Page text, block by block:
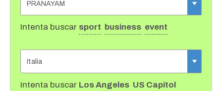
Intenta buscar sport business event
Intenta buscar Los Angeles US Capitol